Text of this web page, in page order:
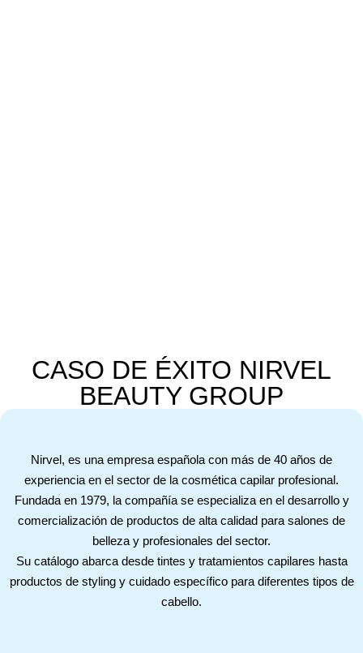
CASO DE ÉXITO NIRVEL
BEAUTY GROUP
Nirvel, es una empresa española con más de 40 años de
experiencia en el sector de la cosmética capilar profesional.
Fundada en 1979, la compañía se especializa en el desarrollo y
comercialización de productos de alta calidad para salones de
belleza y profesionales del sector.
Su catálogo abarca desde tintes y tratamientos capilares hasta
productos de styling y cuidado específico para diferentes tipos de
cabello.